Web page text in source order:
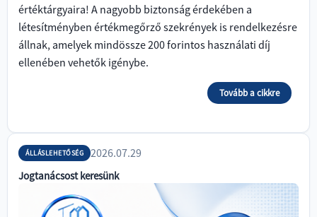
értéktárgyaira! A nagyobb biztonság érdekében a
létesítményben értékmegőrző szekrények is rendelkezésre
állnak, amelyek mindössze 200 forintos használati díj
ellenében vehetők igénybe.
Tovább a cikkre
ÁLLÁSLEHETŐSÉG 2026.07.29
Jogtanácsost keresünk